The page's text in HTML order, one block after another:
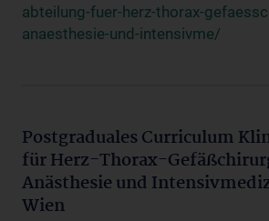
abteilung-fuer-herz-thorax-
anaesthesie-und-intensivme/
Postgraduales Curriculum
für Herz-Thorax-
Anästhesie und
Wien